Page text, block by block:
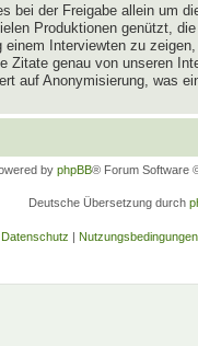
der Freigabe allein um
Produktionen genützt,
Interviewten zu
genau von unseren
auf Anonymisierung, was
by phpBB® Forum Software
Deutsche Übersetzung durch
Datenschutz | Nutzungsbedingungen